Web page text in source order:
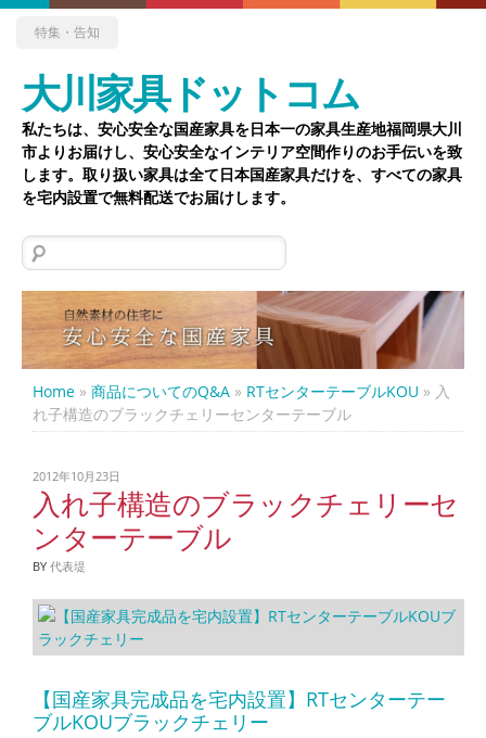
特集・告知
大川家具ドットコム
私たちは、安心安全な国産家具を日本一の家具生産地福岡県大川
市よりお届けし、安心安全なインテリア空間作りのお手伝いを致
します。取り扱い家具は全て日本国産家具だけを、すべての家具
を宅内設置で無料配送でお届けします。
検
索:
Home » 商品についてのQ&A » RTセンターテーブルKOU » 入
れ子構造のブラックチェリーセンターテーブル
2012年10月23日
入れ子構造のブラックチェリーセ
ンターテーブル
BY 代表堤
【国産家具完成品を宅内設置】RTセンターテー
ブルKOUブラックチェリー